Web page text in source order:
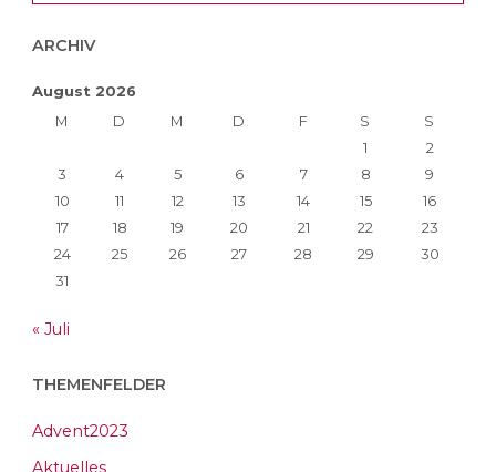
ARCHIV
August 2026
M
D M D F S
S
1
2
3
4 5 6 7 8
9
10
11 12 13 14 15
16
17
18 19 20 21 22
23
24
25 26 27 28 29
30
31
« Juli
THEMENFELDER
Advent2023
Aktuelles